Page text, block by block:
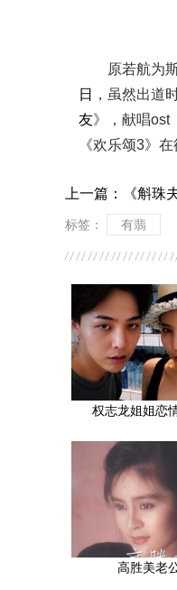
原若航为
日
，虽然出道
友》，献唱ost
《欢乐颂3》
上一篇： 《斛珠
标签： 有翡
权志龙姐姐恋
高胜美老